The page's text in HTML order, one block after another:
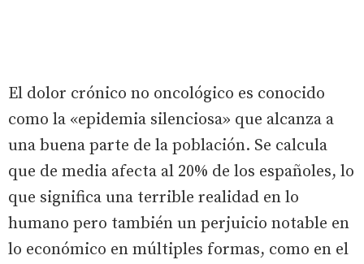
El dolor crónico no oncológico es conocido
como la «epidemia silenciosa» que alcanza a
una buena parte de la población. Se calcula
que de media afecta al 20% de los españoles, lo
que significa una terrible realidad en lo
humano pero también un perjuicio notable en
lo económico en múltiples formas, como en el